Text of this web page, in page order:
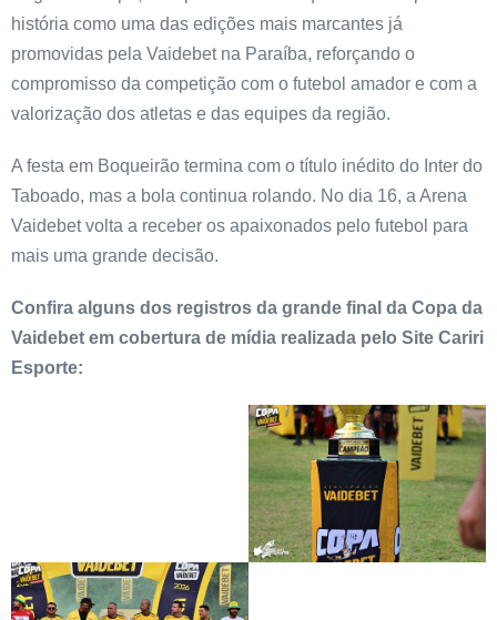
história como uma das edições mais marcantes já
promovidas pela Vaidebet na Paraíba, reforçando o
compromisso da competição com o futebol amador e com a
valorização dos atletas e das equipes da região.
A festa em Boqueirão termina com o título inédito do Inter do
Taboado, mas a bola continua rolando. No dia 16, a Arena
Vaidebet volta a receber os apaixonados pelo futebol para
mais uma grande decisão.
Confira alguns dos registros da grande final da Copa da
Vaidebet em cobertura de mídia realizada pelo Site Cariri
Esporte: